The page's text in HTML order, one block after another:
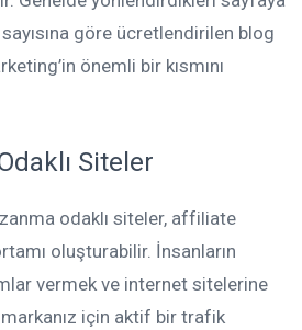
göre ücretlendirilen blog
önemli bir kısmını
Siteler
odaklı siteler, affiliate
oluşturabilir. İnsanların
vermek ve internet sitelerine
için aktif bir trafik